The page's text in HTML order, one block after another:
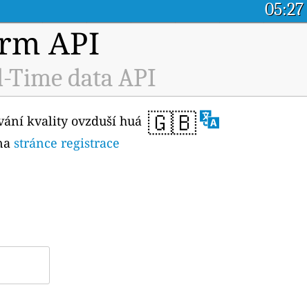
05:27
API
Time data API
🇬🇧
kvality ovzduší huá
stránce registrace